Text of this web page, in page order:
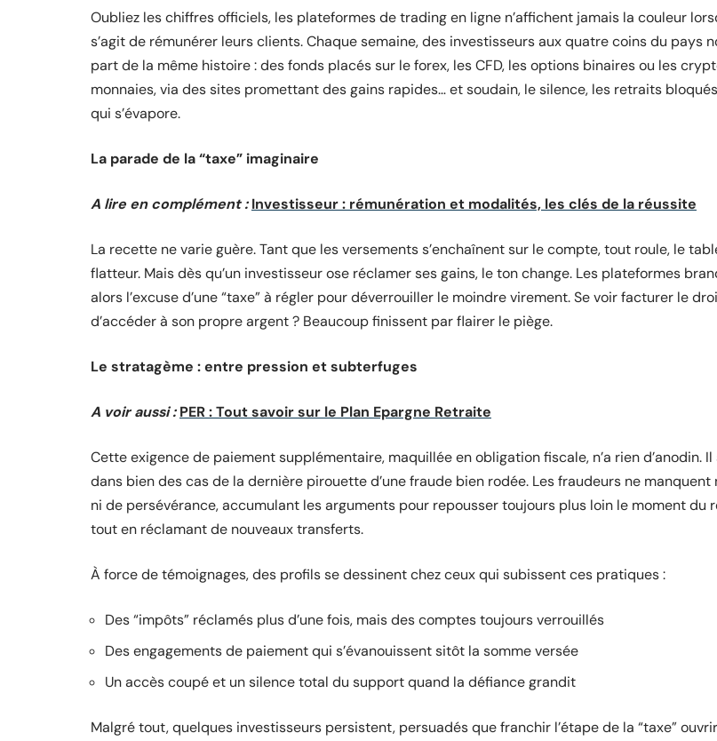
Oubliez les chiffres officiels, les plateformes de trading en ligne n’affichent jamais la couleur
s’agit de rémunérer leurs clients. Chaque semaine, des investisseurs aux quatre coins du pays
part de la même histoire : des fonds placés sur le forex, les CFD, les options binaires ou les
monnaies, via des sites promettant des gains rapides… et soudain, le silence, les retraits
qui s’évapore.
La parade de la “taxe” imaginaire
A lire en complément : Investisseur : rémunération et modalités, les clés de la réussite
La recette ne varie guère. Tant que les versements s’enchaînent sur le compte, tout roule, le
flatteur. Mais dès qu’un investisseur ose réclamer ses gains, le ton change. Les plateformes
alors l’excuse d’une “taxe” à régler pour déverrouiller le moindre virement. Se voir facturer le
d’accéder à son propre argent ? Beaucoup finissent par flairer le piège.
Le stratagème : entre pression et subterfuges
A voir aussi : PER : Tout savoir sur le Plan Epargne Retraite
Cette exigence de paiement supplémentaire, maquillée en obligation fiscale, n’a rien d’anodin. Il
dans bien des cas de la dernière pirouette d’une fraude bien rodée. Les fraudeurs ne manquent
ni de persévérance, accumulant les arguments pour repousser toujours plus loin le moment du
tout en réclamant de nouveaux transferts.
À force de témoignages, des profils se dessinent chez ceux qui subissent ces pratiques :
Des “impôts” réclamés plus d’une fois, mais des comptes toujours verrouillés
Des engagements de paiement qui s’évanouissent sitôt la somme versée
Un accès coupé et un silence total du support quand la défiance grandit
Malgré tout, quelques investisseurs persistent, persuadés que franchir l’étape de la “taxe”